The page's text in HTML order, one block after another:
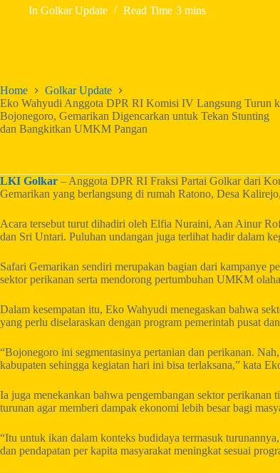
In Golkar Update Read Time 3 mins
Home
Golkar Update
Eko Wahyudi Anggota DPR RI Komisi IV Langsung Turun
Bojonegoro, Gemarikan Digencarkan untuk Tekan Stunting
dan Bangkitkan UMKM Pangan
LKI Golkar – Anggota DPR RI Fraksi Partai Golkar dari
Gemarikan yang berlangsung di rumah Ratono, Desa
Acara tersebut turut dihadiri oleh Elfia Nuraini, Aan Ainur
dan Sri Untari. Puluhan undangan juga terlihat hadir dalam
Safari Gemarikan sendiri merupakan bagian dari kampanye
sektor perikanan serta mendorong pertumbuhan UMKM
Dalam kesempatan itu, Eko Wahyudi menegaskan bahwa
yang perlu diselaraskan dengan program pemerintah pusat
“Bojonegoro ini segmentasinya pertanian dan perikanan.
kabupaten sehingga kegiatan hari ini bisa terlaksana,” kata
Ia juga menekankan bahwa pengembangan sektor
turunan agar memberi dampak ekonomi lebih besar bagi
“Itu untuk ikan dalam konteks budidaya termasuk
dan pendapatan per kapita masyarakat meningkat sesuai